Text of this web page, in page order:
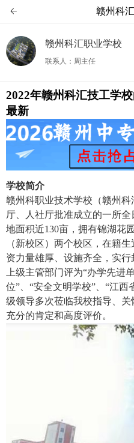
 赣州科
赣州科汇职业学校
联系人：周主任
2022年赣州科汇技工学
最新
学校简介
赣州科职业技术学校（赣州
厅、人社厅批准成立的一所
地面积近130亩，拥有锦湖花
（新校区）两个校区，在籍
资力量雄厚、设施齐全，实
上级主管部门评为“办学先进
位”、“安全文明学校”、“江
级领导多次莅临我校指导、
充分的肯定和高度评价。